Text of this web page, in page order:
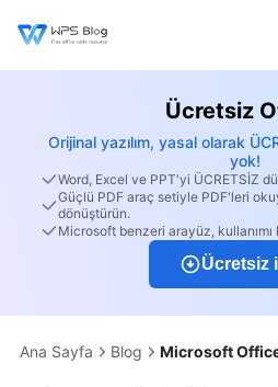
Ücretsiz
Orijinal yazılım, yasal olarak
yok!
Word, Excel ve PPT'yi ÜCRETSİZ
Güçlü PDF araç setiyle PDF'leri
dönüştürün.
Microsoft benzeri arayüz, kullanımı
Ücretsiz
Ana Sayfa Blog